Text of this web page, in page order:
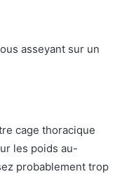
asseyant sur un
cage thoracique
les poids au-
probablement trop